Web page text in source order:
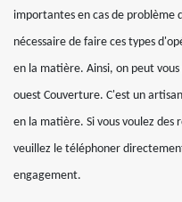
importantes en cas de
nécessaire de faire ces types
en la matière. Ainsi, on peut
ouest Couverture. C'est un
en la matière. Si vous voulez
veuillez le téléphoner
engagement.